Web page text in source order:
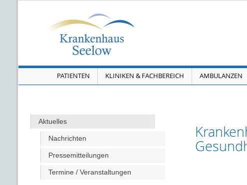
PATIENTEN KLINIKEN & FACHBEREICH AMBULANZEN
Aktuelles
Nachrichten
Pressemitteilungen
Termine / Veranstaltungen